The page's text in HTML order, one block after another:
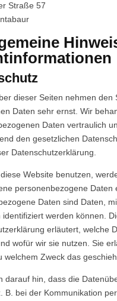
Straße 57
dieser Seiten nehmen den
Daten sehr ernst. Wir
Daten vertraulich
den gesetzlichen
Datenschutzerklärung.
Website benutzen,
personenbezogene Daten
Daten sind Daten,
identifiziert werden können.
erläutert, welche
wofür wir sie nutzen. Sie
welchem Zweck das
darauf hin, dass die
B. bei der Kommunikation